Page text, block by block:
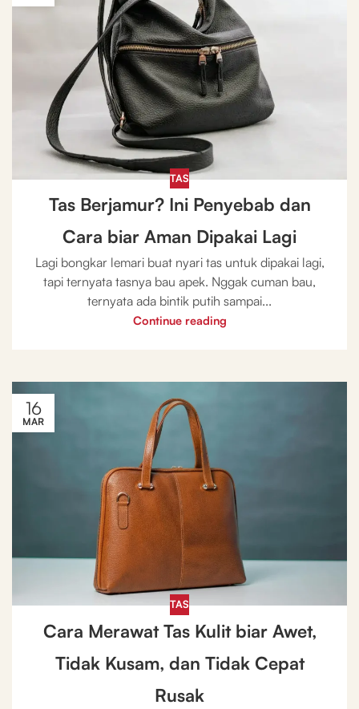
TAS
Tas Berjamur? Ini Penyebab dan
Cara biar Aman Dipakai Lagi
Lagi bongkar lemari buat nyari tas untuk dipakai lagi,
tapi ternyata tasnya bau apek. Nggak cuman bau,
ternyata ada bintik putih sampai...
Continue reading
16
MAR
TAS
Cara Merawat Tas Kulit biar Awet,
Tidak Kusam, dan Tidak Cepat
Rusak